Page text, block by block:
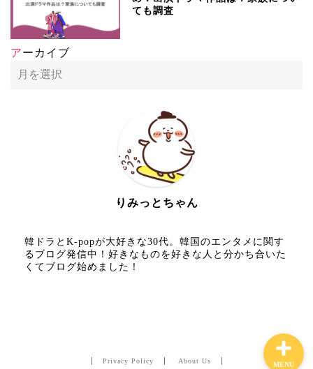
ても調査
アーカイブ
りみっとちゃん
韓ドラとK-popが大好きな30代。韓国のエンタメに関す
るブログ発信中！好きなものを好きな人と分かち合いた
くてブログ始めました！
Privacy Policy About Us MENU
Boys Planet
aespa